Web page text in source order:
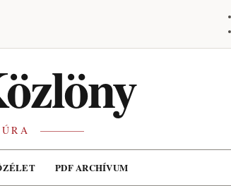
PDF ARCHÍVUM